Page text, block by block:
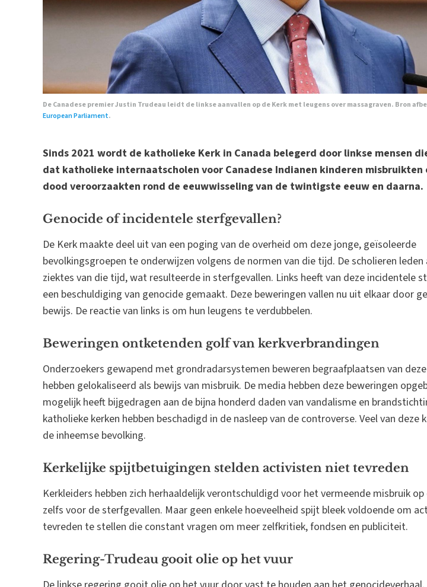
De Canadese premier Justin Trudeau leidt de linkse aanvallen op de Kerk met leugens over massagraven. Bron
European Parliament.
Sinds 2021 wordt de katholieke Kerk in Canada belegerd door linkse mensen
dat katholieke internaatscholen voor Canadese Indianen kinderen misbruikten
dood veroorzaakten rond de eeuwwisseling van de twintigste eeuw en daarna.
Genocide of incidentele sterfgevallen?
De Kerk maakte deel uit van een poging van de overheid om deze jonge, geïsoleerde
bevolkingsgroepen te onderwijzen volgens de normen van die tijd. De scholieren leden
ziektes van die tijd, wat resulteerde in sterfgevallen. Links heeft van deze incidentele
een beschuldiging van genocide gemaakt. Deze beweringen vallen nu uit elkaar door
bewijs. De reactie van links is om hun leugens te verdubbelen.
Beweringen ontketenden golf van kerkverbrandingen
Onderzoekers gewapend met grondradarsystemen beweren begraafplaatsen van
hebben gelokaliseerd als bewijs van misbruik. De media hebben deze beweringen
mogelijk heeft bijgedragen aan de bijna honderd daden van vandalisme en
katholieke kerken hebben beschadigd in de nasleep van de controverse. Veel van deze
de inheemse bevolking.
Kerkelijke spijtbetuigingen stelden activisten niet tevreden
Kerkleiders hebben zich herhaaldelijk verontschuldigd voor het vermeende misbruik op
zelfs voor de sterfgevallen. Maar geen enkele hoeveelheid spijt bleek voldoende om
tevreden te stellen die constant vragen om meer zelfkritiek, fondsen en publiciteit.
Regering-Trudeau gooit olie op het vuur